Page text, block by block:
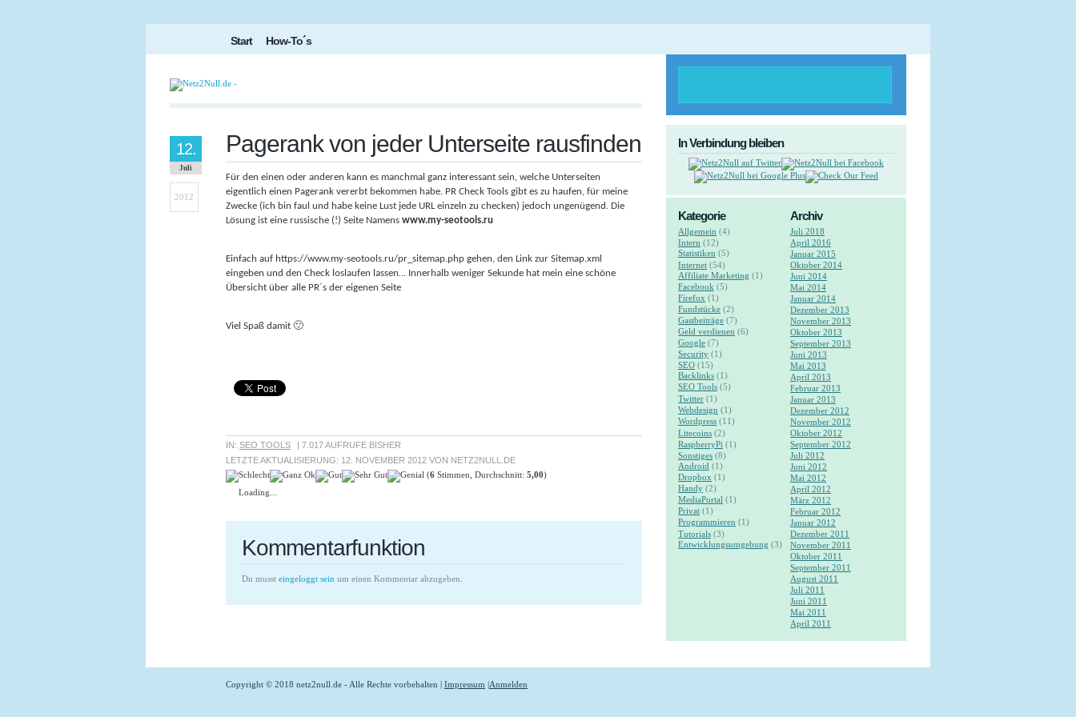
Start How-To´s
Pagerank von jeder Unterseite rausfinden
12.
Juli
2012
Für den einen oder anderen kann es manchmal ganz interessant sein, welche Unterseiten
eigentlich einen Pagerank vererbt bekommen habe. PR Check Tools gibt es zu haufen, für meine
Zwecke (ich bin faul und habe keine Lust jede URL einzeln zu checken) jedoch ungenügend. Die
Lösung ist eine russische (!) Seite Namens www.my-seotools.ru
Einfach auf https://www.my-seotools.ru/pr_sitemap.php gehen, den Link zur Sitemap.xml
eingeben und den Check loslaufen lassen… Innerhalb weniger Sekunde hat mein eine schöne
Übersicht über alle PR´s der eigenen Seite
Viel Spaß damit 🙂
IN: SEO TOOLS
| 7.017 AUFRUFE BISHER
LETZTE AKTUALISIERUNG: 12. NOVEMBER 2012 VON NETZ2NULL.DE
(6 Stimmen, Durchschnitt: 5,00)
Loading...
Kommentarfunktion
Du musst eingeloggt sein um einen Kommentar abzugeben.
In Verbindung bleiben
Kategorie
Allgemein (4)
Intern (12)
Statistiken (5)
Internet (54)
Affiliate Marketing (1)
Facebook (5)
Firefox (1)
Fundstücke (2)
Gastbeiträge (7)
Geld verdienen (6)
Google (7)
Security (1)
SEO (15)
Backlinks (1)
SEO Tools (5)
Twitter (1)
Webdesign (1)
Wordpress (11)
Litecoins (2)
RaspberryPi (1)
Sonstiges (8)
Android (1)
Dropbox (1)
Handy (2)
MediaPortal (1)
Privat (1)
Programmieren (1)
Tutorials (3)
Entwicklungsumgebung (3)
Archiv
Juli 2018
April 2016
Januar 2015
Oktober 2014
Juni 2014
Mai 2014
Januar 2014
Dezember 2013
November 2013
Oktober 2013
September 2013
Juni 2013
Mai 2013
April 2013
Februar 2013
Januar 2013
Dezember 2012
November 2012
Oktober 2012
September 2012
Juli 2012
Juni 2012
Mai 2012
April 2012
März 2012
Februar 2012
Januar 2012
Dezember 2011
November 2011
Oktober 2011
September 2011
August 2011
Juli 2011
Juni 2011
Mai 2011
April 2011
Copyright © 2018 netz2null.de - Alle Rechte vorbehalten | Impressum |Anmelden